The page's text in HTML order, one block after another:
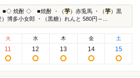
■◇ 焼酎 ◇ ■焼酎 ・（芋）赤兎馬 ・（芋）黒
博多小女郎 ・（黒糖）れんと 580円～...
火
11
水
12
木
13
金
14
土
15